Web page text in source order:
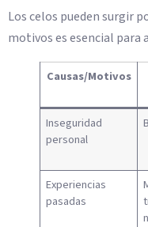
Los celos pueden surgir
motivos es esencial para
Causas/Motivos
Inseguridad
personal
Experiencias
pasadas